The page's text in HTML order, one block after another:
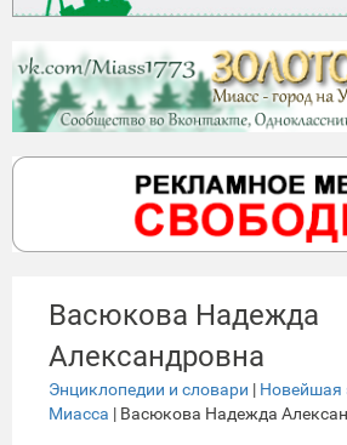
Васюкова Надежда
Александровна
Энциклопедии и словари | Новейшая
Миасса | Васюкова Надежда